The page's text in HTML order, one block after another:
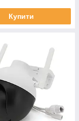
Купити